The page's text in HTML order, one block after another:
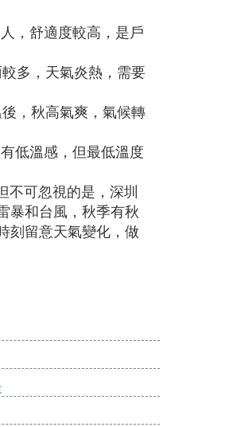
，舒適度較高，是戶
多，天氣炎熱，需要
，秋高氣爽，氣候轉
低溫感，但最低溫度
不可忽視的是，深圳
暴和台風，秋季有秋
刻留意天氣變化，做